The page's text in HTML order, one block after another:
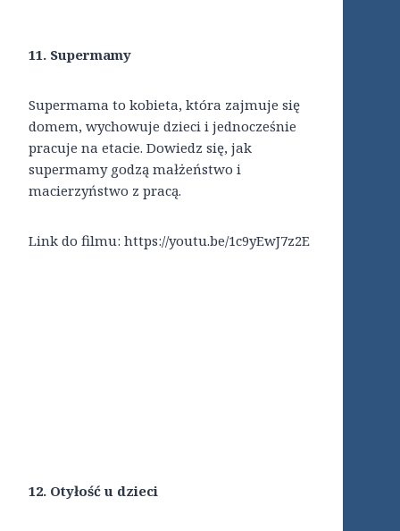
11. Supermamy
Supermama to kobieta, która zajmuje się
domem, wychowuje dzieci i jednocześnie
pracuje na etacie. Dowiedz się, jak
supermamy godzą małżeństwo i
macierzyństwo z pracą.
Link do filmu: https://youtu.be/1c9yEwJ7z2E
12. Otyłość u dzieci